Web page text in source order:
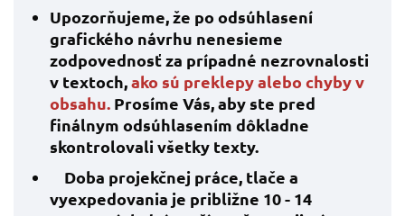
Upozorňujeme, že po odsúhlasení
grafického návrhu nenesieme
zodpovednosť za prípadné nezrovnalosti
v textoch,ako sú preklepy alebo chyby v
obsahu. Prosíme Vás, aby ste pred
finálnym odsúhlasením dôkladne
skontrolovali všetky texty.
Doba projekčnej práce, tlače a
vyexpedovania je približne 10 - 14